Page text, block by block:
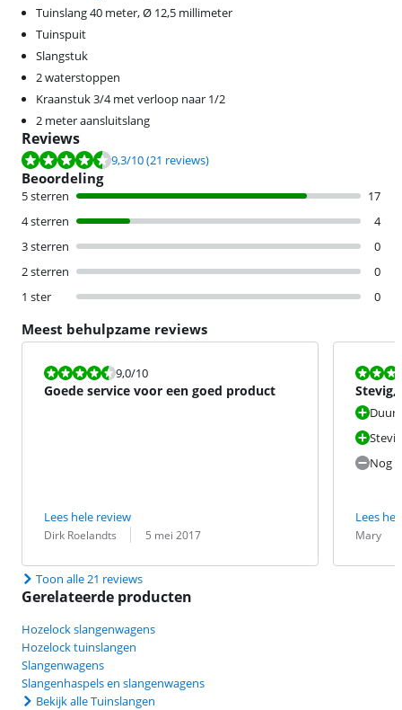
Tuinslang 40 meter, Ø 12,5 millimeter
Tuinspuit
Slangstuk
2 waterstoppen
Kraanstuk 3/4 met verloop naar 1/2
2 meter aansluitslang
Reviews
Beoordeling is 9,3 van de 10, gebaseerd op 21 reviews.
9,3/10(21 reviews)
Beoordeling
5 sterren
17
4 sterren
4
3 sterren
0
2 sterren
0
1 ster
0
Meest behulpzame reviews
Beoordeling is 9,0 van de 10.
9,0/10
Goede service voor een goed product
Lees hele review
Beoordeling door:
Dirk Roelandts
Datum: 5 mei 2017
Stevig,
Stevig
Nog
Lees
Mary
Datum:
Toon alle 21 reviews
Gerelateerde producten
Hozelock slangenwagens
Hozelock tuinslangen
Slangenwagens
Slangenhaspels en slangenwagens
Bekijk alle Tuinslangen